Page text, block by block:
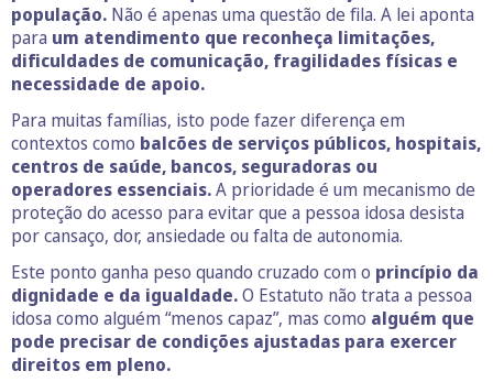
população. Não é apenas uma questão de fila. A lei aponta
para um atendimento que reconheça limitações,
dificuldades de comunicação, fragilidades físicas e
necessidade de apoio.
Para muitas famílias, isto pode fazer diferença em
contextos como balcões de serviços públicos, hospitais,
centros de saúde, bancos, seguradoras ou
operadores essenciais.A prioridade é um mecanismo de
proteção do acesso para evitar que a pessoa idosa desista
por cansaço, dor, ansiedade ou falta de autonomia.
Este ponto ganha peso quando cruzado com o princípio da
dignidade e da igualdade.O Estatuto não trata a pessoa
idosa como alguém “menos capaz”, mas como alguém que
pode precisar de condições ajustadas para exercer
direitos em pleno.